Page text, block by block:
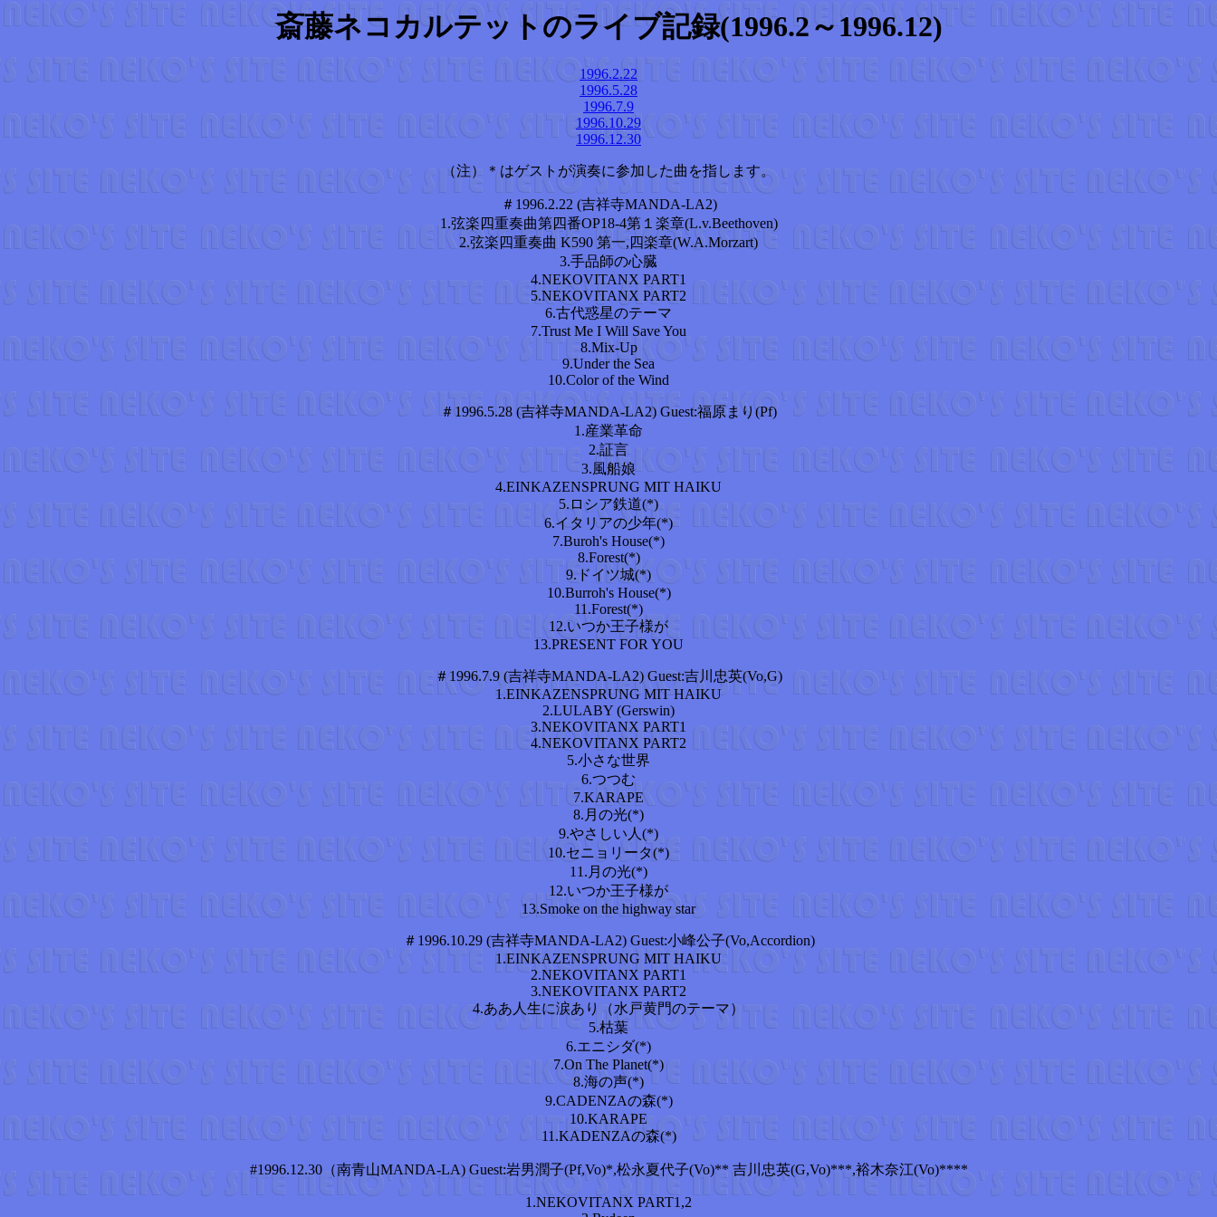
斎藤ネコカルテットのライブ記録(1996.2～1996.12)
1996.2.22
1996.5.28
1996.7.9
1996.10.29
1996.12.30
（注）＊はゲストが演奏に参加した曲を指します。
＃1996.2.22 (吉祥寺MANDA-LA2)
1.弦楽四重奏曲第四番OP18-4第１楽章(L.v.Beethoven)
2.弦楽四重奏曲 K590 第一,四楽章(W.A.Morzart)
3.手品師の心臓
4.NEKOVITANX PART1
5.NEKOVITANX PART2
6.古代惑星のテーマ
7.Trust Me I Will Save You
8.Mix-Up
9.Under the Sea
10.Color of the Wind
＃1996.5.28 (吉祥寺MANDA-LA2) Guest:福原まり(Pf)
1.産業革命
2.証言
3.風船娘
4.EINKAZENSPRUNG MIT HAIKU
5.ロシア鉄道(*)
6.イタリアの少年(*)
7.Buroh's House(*)
8.Forest(*)
9.ドイツ城(*)
10.Burroh's House(*)
11.Forest(*)
12.いつか王子様が
13.PRESENT FOR YOU
＃1996.7.9 (吉祥寺MANDA-LA2) Guest:吉川忠英(Vo,G)
1.EINKAZENSPRUNG MIT HAIKU
2.LULABY (Gerswin)
3.NEKOVITANX PART1
4.NEKOVITANX PART2
5.小さな世界
6.つつむ
7.KARAPE
8.月の光(*)
9.やさしい人(*)
10.セニョリータ(*)
11.月の光(*)
12.いつか王子様が
13.Smoke on the highway star
＃1996.10.29 (吉祥寺MANDA-LA2) Guest:小峰公子(Vo,Accordion)
1.EINKAZENSPRUNG MIT HAIKU
2.NEKOVITANX PART1
3.NEKOVITANX PART2
4.ああ人生に涙あり（水戸黄門のテーマ）
5.枯葉
6.エニシダ(*)
7.On The Planet(*)
8.海の声(*)
9.CADENZAの森(*)
10.KARAPE
11.KADENZAの森(*)
#1996.12.30（南青山MANDA-LA) Guest:岩男潤子(Pf,Vo)*,松永夏代子(Vo)** 吉川忠英(G,Vo)***,裕木奈江(Vo)****
1.NEKOVITANX PART1,2